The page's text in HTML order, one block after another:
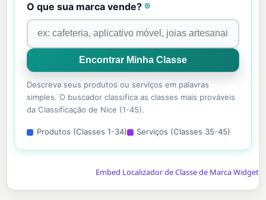
O que sua marca vende?®
Descreva seus produtos ou serviços em palavras
simples. O buscador classifica as classes mais prováveis
da Classificação de Nice (1-45).
Produtos (Classes 1-34) Serviços (Classes 35-45)
Embed Localizador de Classe de Marca Widget